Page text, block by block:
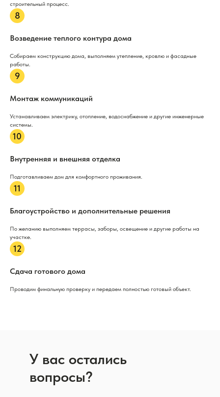
строительный процесс.
Возведение теплого контура дома
Собираем конструкцию дома, выполняем утепление, кровлю и фасадные
работы.
Монтаж коммуникаций
Устанавливаем электрику, отопление, водоснабжение и другие инженерные
системы.
Внутренняя и внешняя отделка
Подготавливаем дом для комфортного проживания.
Благоустройство и дополнительные решения
По желанию выполняем террасы, заборы, освещение и другие работы на
участке.
Сдача готового дома
Проводим финальную проверку и передаем полностью готовый объект.
У вас остались
вопросы?